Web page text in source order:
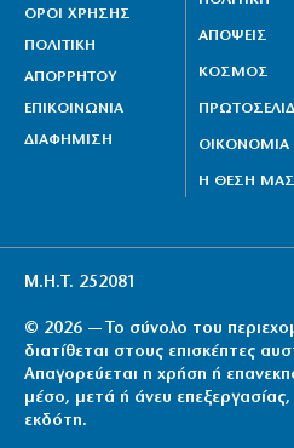
ΟΡΟΙ ΧΡΗΣΗΣ
ΠΟΛΙΤΙΚΗ
ΑΠΟΡΡΗΤΟΥ
ΕΠΙΚΟΙΝΩΝΙΑ
ΔΙΑΦΗΜΙΣΗ
ΑΠΟΨΕΙΣ
ΚΟΣΜΟΣ
ΟΙΚΟΝΟΜΙΑ
Η ΘΕΣΗ ΜΑΣ
Μ.Η.Τ. 252081
© 2026 — Το σύνολο του
διατίθεται στους επισκέπτες
Απαγορεύεται η χρήση ή
μέσο, μετά ή άνευ
εκδότη.